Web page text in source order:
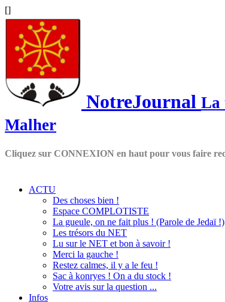
[]
NotreJournal La
Malher
Cliquez sur CONNEXION en haut pour vous faire
ACTU
Des choses bien !
Espace COMPLOTISTE
La gueule, on ne fait plus ! (Parole de Jedaï !)
Les trésors du NET
Lu sur le NET et bon à savoir !
Merci la gauche !
Restez calmes, il y a le feu !
Sac à konryes ! On a du stock !
Votre avis sur la question ...
Infos